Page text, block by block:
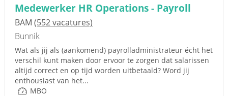
Medewerker HR Operations - Payroll
BAM (552 vacatures)
Bunnik
Wat als jij als (aankomend) payrolladministrateur écht het
verschil kunt maken door ervoor te zorgen dat salarissen
altijd correct en op tijd worden uitbetaald? Word jij
enthousiast van het...
MBO